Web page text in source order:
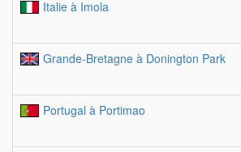
Italie à Imola
Grande-Bretagne à Donington Park
Portugal à Portimao